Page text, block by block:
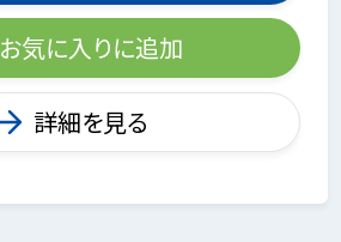
お気に入りに追加
詳細を見る